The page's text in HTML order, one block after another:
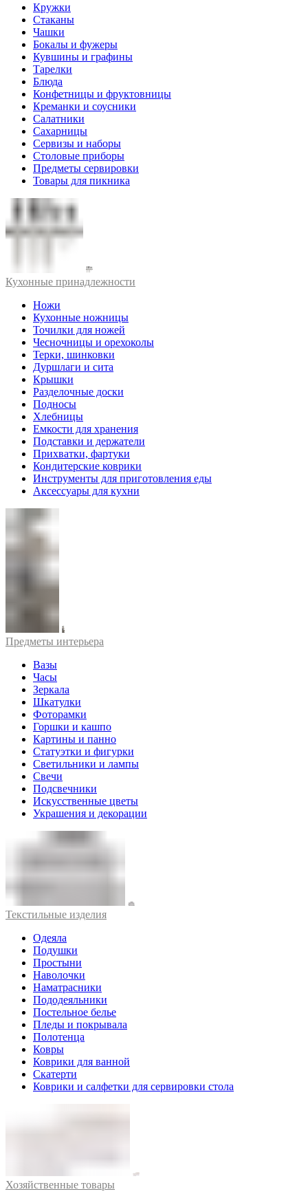
Кружки
Стаканы
Чашки
Бокалы и фужеры
Кувшины и графины
Тарелки
Блюда
Конфетницы и фруктовницы
Креманки и соусники
Салатники
Сахарницы
Сервизы и наборы
Столовые приборы
Предметы сервировки
Товары для пикника
Кухонные принадлежности
Ножи
Кухонные ножницы
Точилки для ножей
Чесночницы и орехоколы
Терки, шинковки
Дуршлаги и сита
Крышки
Разделочные доски
Подносы
Хлебницы
Емкости для хранения
Подставки и держатели
Прихватки, фартуки
Кондитерские коврики
Инструменты для приготовления еды
Аксессуары для кухни
Предметы интерьера
Вазы
Часы
Зеркала
Шкатулки
Фоторамки
Горшки и кашпо
Картины и панно
Статуэтки и фигурки
Светильники и лампы
Свечи
Подсвечники
Искусственные цветы
Украшения и декорации
Текстильные изделия
Одеяла
Подушки
Простыни
Наволочки
Наматрасники
Пододеяльники
Постельное белье
Пледы и покрывала
Полотенца
Ковры
Коврики для ванной
Скатерти
Коврики и салфетки для сервировки стола
Хозяйственные товары